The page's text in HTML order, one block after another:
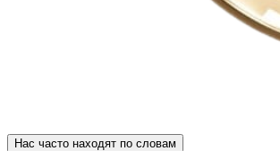
Нас часто находят по словам